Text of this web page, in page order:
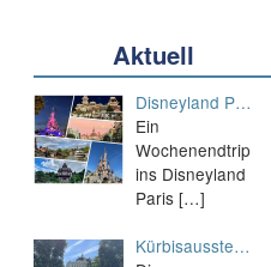
Aktuell
Disneyland P…
Ein
Wochenendtrip
ins Disneyland
Paris[…]
Kürbisausste…